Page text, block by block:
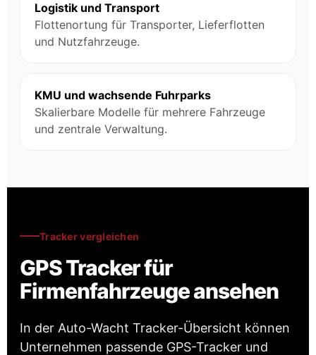
Logistik und Transport
Flottenortung für Transporter, Lieferflotten
und Nutzfahrzeuge.
KMU und wachsende Fuhrparks
Skalierbare Modelle für mehrere Fahrzeuge
und zentrale Verwaltung.
Tracker vergleichen
GPS Tracker für
Firmenfahrzeuge ansehen
In der Auto-Wacht Tracker-Übersicht können
Unternehmen passende GPS-Tracker und